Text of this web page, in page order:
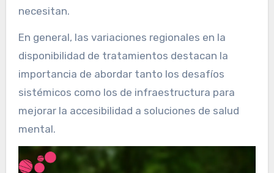
necesitan.
En general, las variaciones regionales en la
disponibilidad de tratamientos destacan la
importancia de abordar tanto los desafíos
sistémicos como los de infraestructura para
mejorar la accesibilidad a soluciones de salud
mental.